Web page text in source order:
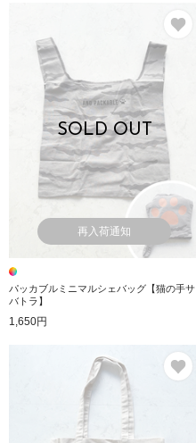
SOLD OUT
再入荷通知
パッカブルミニマルシェバッグ【猫の手サ
バトラ】
1,650円